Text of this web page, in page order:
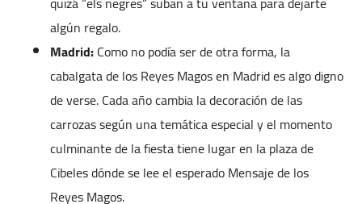
algún regalo.
Madrid:Como no podía ser de otra forma, la
cabalgata de los Reyes Magos en Madrid es algo digno
de verse. Cada año cambia la decoración de las
carrozas según una temática especial y el momento
culminante de la fiesta tiene lugar en la plaza de
Cibeles dónde se lee el esperado Mensaje de los
Reyes Magos.